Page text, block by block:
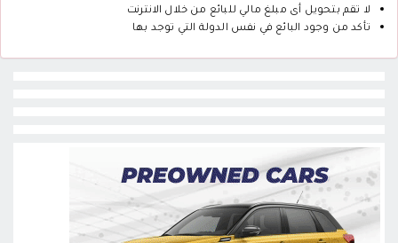
لا تقم بتحويل أى مبلغ مالي للبائع من خلال الانترنت
تأكد من وجود البائع في نفس الدولة التي توجد بها